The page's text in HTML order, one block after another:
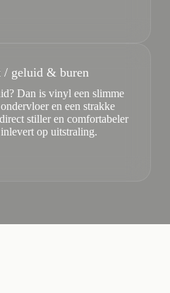
/ geluid & buren
Dan is vinyl een slimme
en een strakke
stiller en comfortabeler
op uitstraling.